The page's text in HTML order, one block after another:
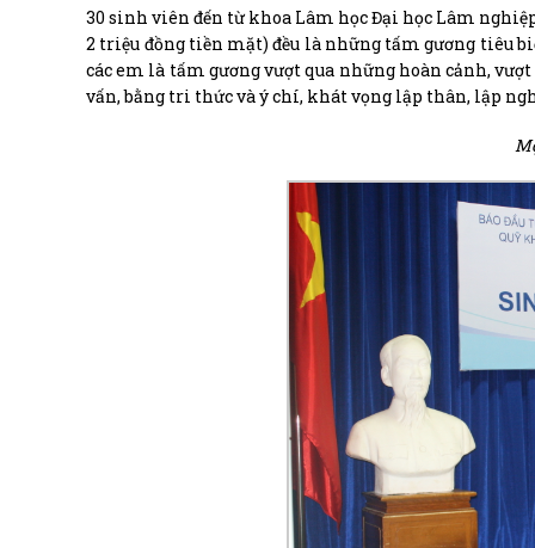
30 sinh viên đến từ khoa Lâm học Đại học Lâm
2 triệu đồng tiền mặt) đều là những tấm gương tiêu
các em là tấm gương vượt qua những hoàn cảnh,
vấn, bằng tri thức và ý chí, khát vọng lập thân, lập